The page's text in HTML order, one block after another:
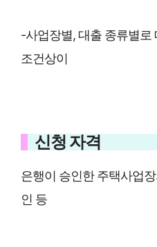
-사업장별, 대출 종류별로
조건상이
신청 자격
은행이 승인한 주택사업
인 등